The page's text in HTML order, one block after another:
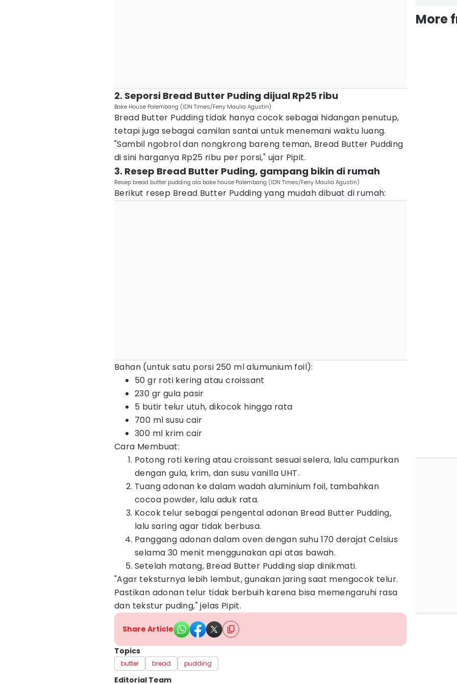
2. Seporsi Bread Butter Puding dijual Rp25 ribu
Bake House Palembang (IDN Times/Feny Maulia Agustin)
Bread Butter Pudding tidak hanya cocok sebagai hidangan penutup,
tetapi juga sebagai camilan santai untuk menemani waktu luang.
"Sambil ngobrol dan nongkrong bareng teman, Bread Butter Pudding
di sini harganya Rp25 ribu per porsi," ujar Pipit.
3. Resep Bread Butter Puding, gampang bikin di rumah
Resep bread butter pudding ala bake house Palembang (IDN Times/Feny Maulia Agustin)
Berikut resep Bread Butter Pudding yang mudah dibuat di rumah:
Bahan (untuk satu porsi 250 ml alumunium foil):
50 gr roti kering atau croissant
230 gr gula pasir
5 butir telur utuh, dikocok hingga rata
700 ml susu cair
300 ml krim cair
Cara Membuat:
Potong roti kering atau croissant sesuai selera, lalu campurkan
dengan gula, krim, dan susu vanilla UHT.
Tuang adonan ke dalam wadah aluminium foil, tambahkan
cocoa powder, lalu aduk rata.
Kocok telur sebagai pengental adonan Bread Butter Pudding,
lalu saring agar tidak berbusa.
Panggang adonan dalam oven dengan suhu 170 derajat Celsius
selama 30 menit menggunakan api atas bawah.
Setelah matang, Bread Butter Pudding siap dinikmati.
"Agar teksturnya lebih lembut, gunakan jaring saat mengocok telur.
Pastikan adonan telur tidak berbuih karena bisa memengaruhi rasa
dan tekstur puding," jelas Pipit.
Share Article
Topics
butter bread pudding
Editorial Team
More